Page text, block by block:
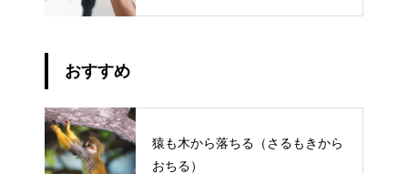
おすすめ
猿も木から落ちる（さるもきから
おちる）